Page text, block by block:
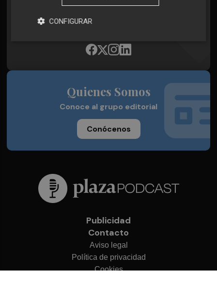
Síguenos en redes
Plaza Podcast, desde cualquier medio
Quienes Somos
Conoce al grupo editorial
Conócenos
Publicidad
Contacto
Aviso legal
Política de privacidad
Cookies
CONFIGURAR